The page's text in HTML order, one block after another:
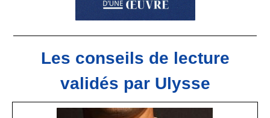
Les conseils de lecture
validés par Ulysse